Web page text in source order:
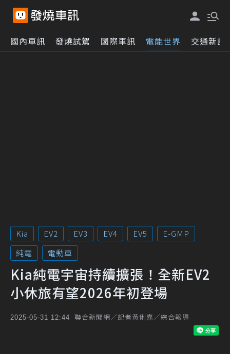
國內車訊 發燒試駕 國際車訊 電能世界 交通新訊
Kia EV2 EV3 EV4 EV5
E-GMP
純電
電動車
Kia純電宇宙持續擴張！全新EV2
小休旅有望2026年初登場
2025-05-31 12:44 聯合新聞網／記者黃俐嘉／綜合報導